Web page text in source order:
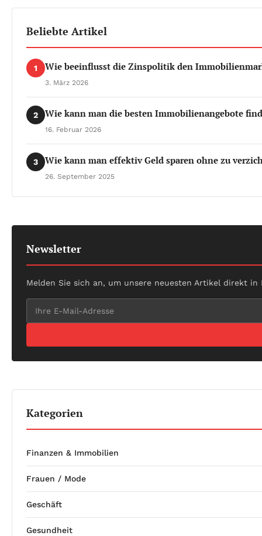
Beliebte Artikel
1 Wie beeinflusst die Zinspolitik den
3. März 2026
2 Wie kann man die besten Immobilienangebote
16. Februar 2026
3 Wie kann man effektiv Geld sparen ohne zu
26. September 2025
Newsletter
Melden Sie sich an, um unsere neuesten Artikel direkt
Kategorien
Finanzen & Immobilien
Frauen / Mode
Geschäft
Gesundheit